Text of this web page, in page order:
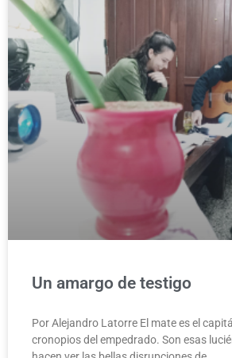
Un amargo de testigo
Por Alejandro Latorre El mate es el
cronopios del empedrado. Son esas